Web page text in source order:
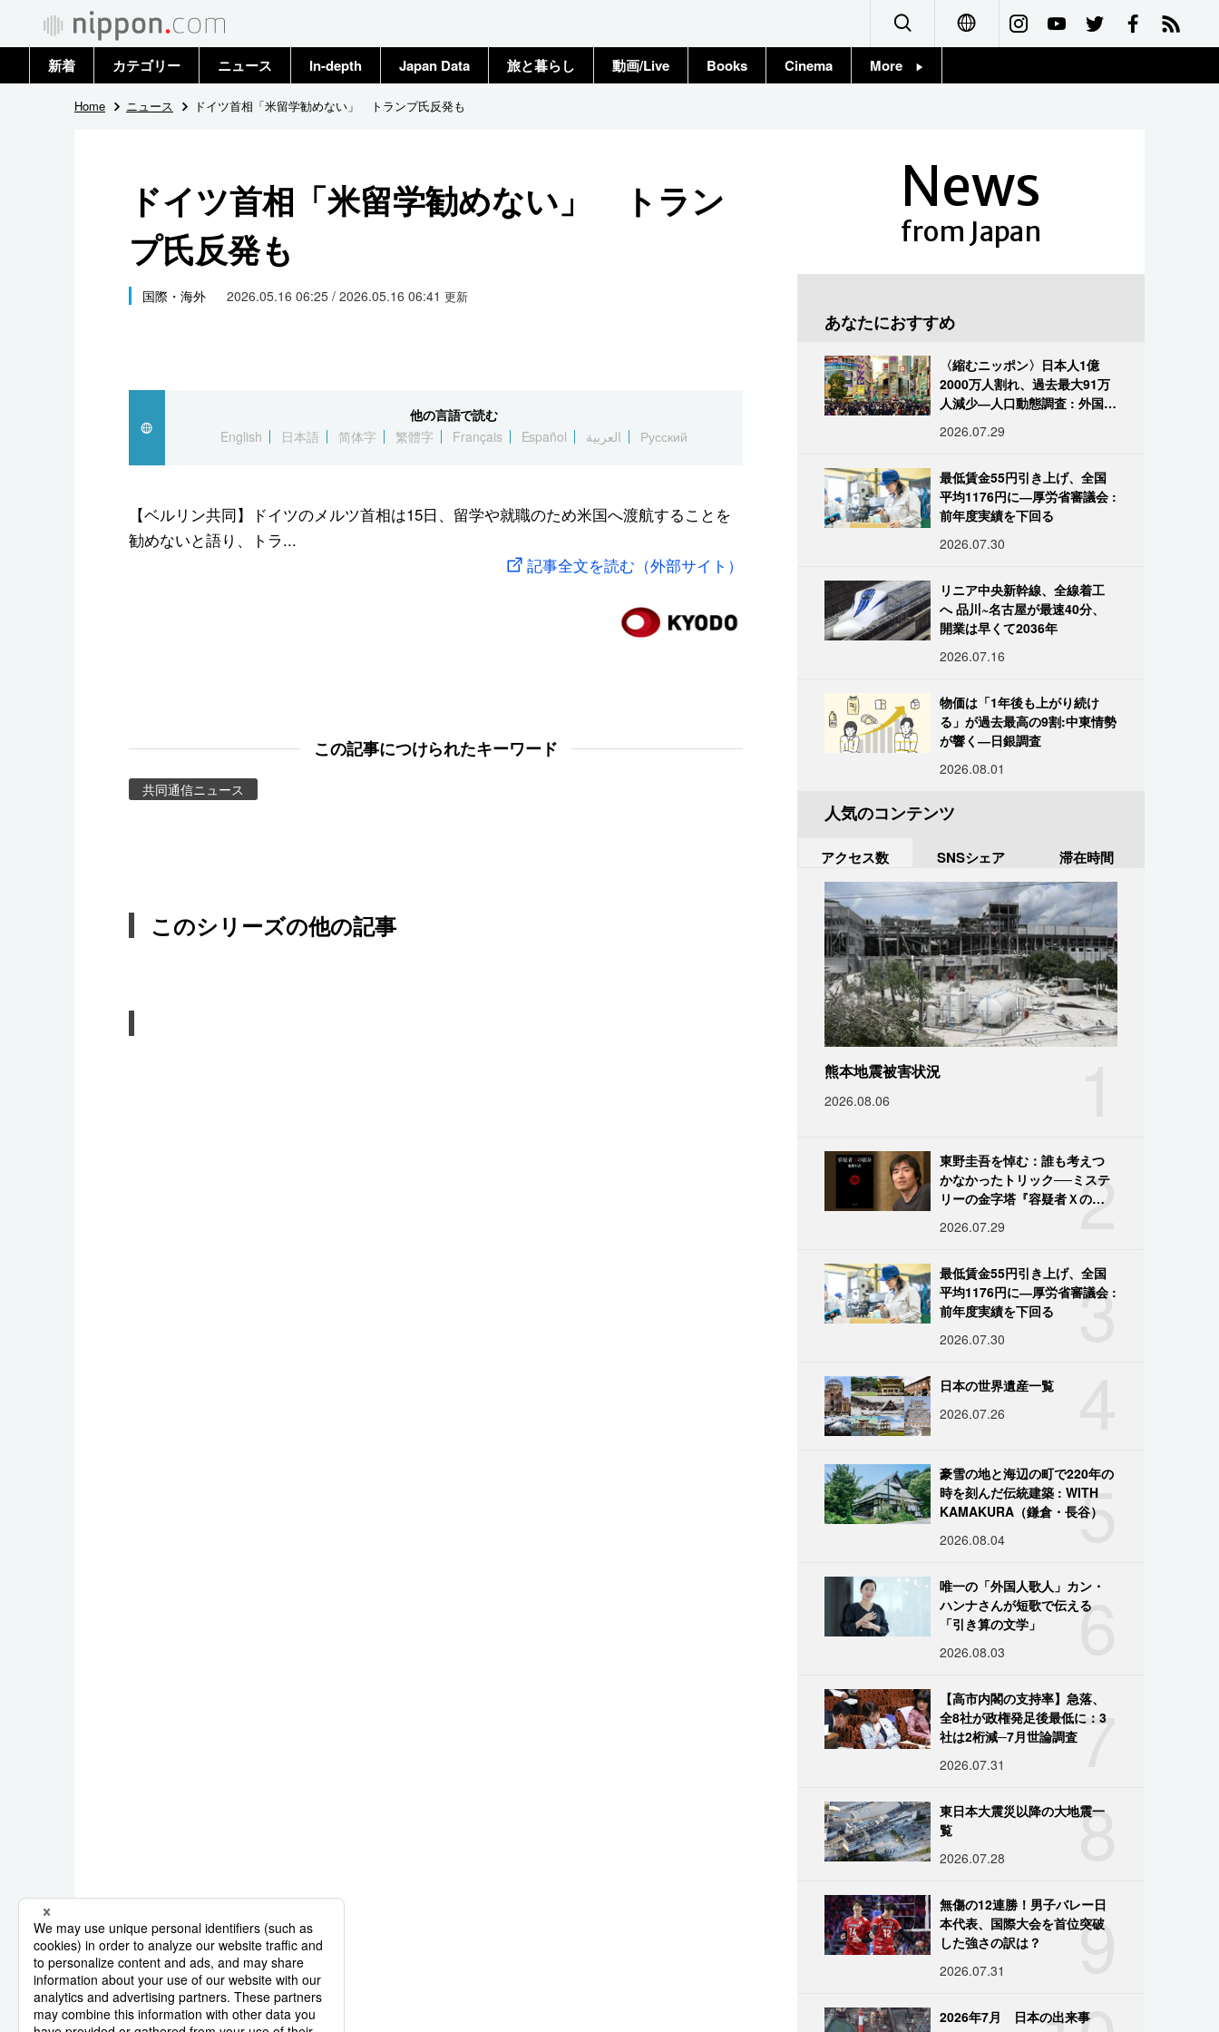
Français
新着 カテゴリー
政治・外交
社会
文化
スポーツ・東京2020
ニュース
トップ
In-depth Japan Data 旅と暮らし 動画/Live Books Cinema More
Home ニュース ドイツ首相「米留学勧めない」 トランプ氏反発も
ドイツ首相「米留学勧めない」 トラン
プ氏反発も
国際・海外 2026.05.16 06:25 / 2026.05.16 06:41 更新
他の言語で読む
English
日本語 简体字 繁體字 Français Español العربية Русский
【ベルリン共同】ドイツのメルツ首相は15日、留学や就職のため米国へ渡航することを
勧めないと語り、トラ...
記事全文を読む（外部サイト）
この記事につけられたキーワード
共同通信ニュース
このシリーズの他の記事
News
from Japan
あなたにおすすめ
〈縮むニッポン〉日本人1億
2000万人割れ、過去最大91万
人減少―人口動態調査 : 外国人
2026.07.29
最低賃金55円引き上げ、全国
平均1176円に―厚労省審議会 :
前年度実績を下回る
2026.07.30
リニア中央新幹線、全線着工
へ 品川~名古屋が最速40分、
開業は早くて2036年
2026.07.16
物価は「1年後も上がり続け
る」が過去最高の9割:中東情勢
が響く―日銀調査
2026.08.01
人気のコンテンツ
アクセス数 SNSシェア 滞在時間
熊本地震被害状況
2026.08.06
2
東野圭吾を悼む：誰も考えつ
かなかったトリック──ミステ
リーの金字塔『容疑者Ｘの献
2026.07.29
3
最低賃金55円引き上げ、全国
平均1176円に―厚労省審議会 :
前年度実績を下回る
2026.07.30
日本の世界遺産一覧
2026.07.26
5
豪雪の地と海辺の町で220年の
時を刻んだ伝統建築 : WITH
KAMAKURA（鎌倉・長谷）
2026.08.04
6
唯一の「外国人歌人」カン・
ハンナさんが短歌で伝える
「引き算の文学」
2026.08.03
7
【高市内閣の支持率】急落、
全8社が政権発足後最低に：3
社は2桁減─7月世論調査
2026.07.31
8
東日本大震災以降の大地震一
覧
2026.07.28
9
無傷の12連勝！男子バレー日
本代表、国際大会を首位突破
した強さの訳は？
2026.07.31
2026年7月 日本の出来事